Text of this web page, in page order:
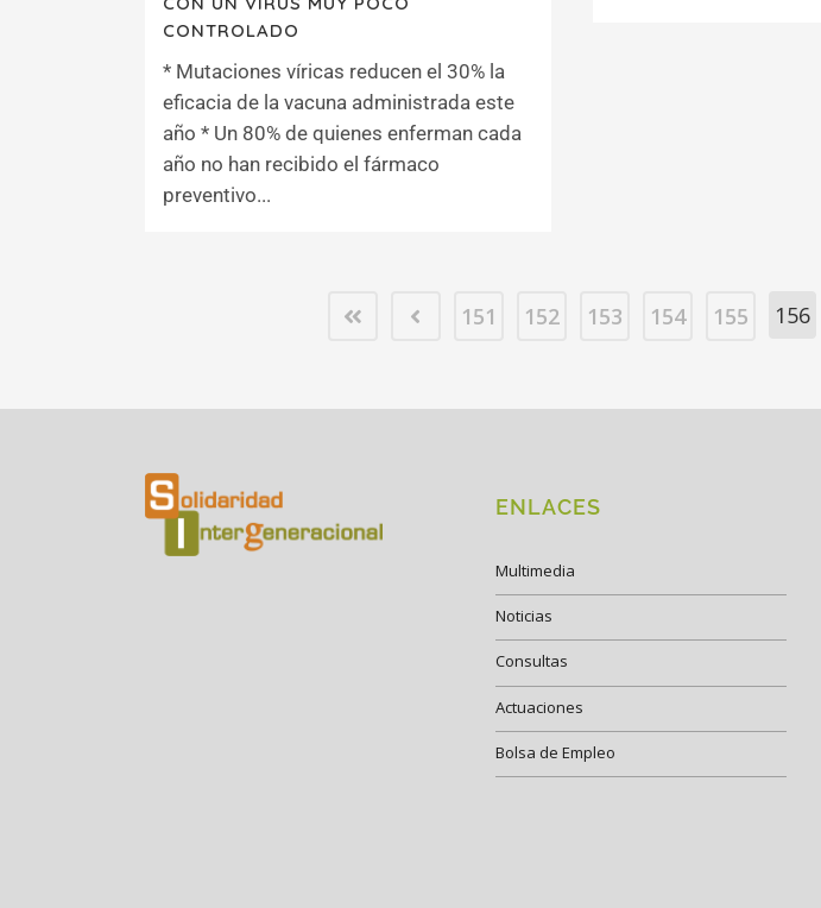
CONTROLADO
* Mutaciones víricas reducen el 30% la
eficacia de la vacuna administrada este
año * Un 80% de quienes enferman cada
año no han recibido el fármaco
preventivo...
151 152 153 154 155 156
ENLACES
Multimedia
Noticias
Consultas
Actuaciones
Bolsa de Empleo